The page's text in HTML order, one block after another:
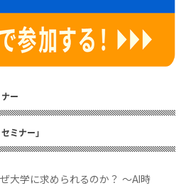
ー
ミナー」
大学に求められるのか？ 〜AI時